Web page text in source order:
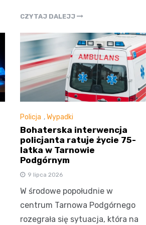
CZYTAJ DALEJJ
Policja ,Wypadki
Bohaterska interwencja
policjanta ratuje życie 75-
latka w Tarnowie
Podgórnym
9 lipca 2026
W środowe popołudnie w
centrum Tarnowa Podgórnego
rozegrała się sytuacja, która na